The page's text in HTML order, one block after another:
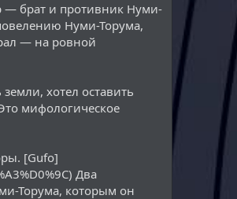
— брат и противник Нуми-
Нуми-Торума,
— на ровной
хотел оставить
мифологическое
[Gufo]
Два
Торума, которым он